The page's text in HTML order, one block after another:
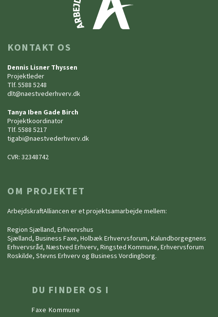
KONTAKT OS
Dennis Lisner Thyssen
Projektleder
Tlf. 5588 5248
dlt@naestvederhverv.dk
Tanya Iben Gade Birch
Projektkoordinator
Tlf. 5588 5217
tigabi@naestvederhverv.dk
CVR: 32348742
OM PROJEKTET
ArbejdskraftAlliancen er et projektsamarbejde mellem:
Region Sjælland, Erhvervshus
Sjælland, Business Faxe, Holbæk Erhvervsforum, Kalundborgegnens
Erhvervsråd, Næstved Erhverv, Ringsted Kommune, Erhvervsforum
Roskilde, Stevns Erhverv og Business Vordingborg.
DU FINDER OS I
Faxe Kommune